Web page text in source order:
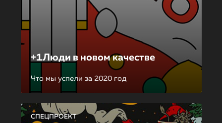
+1Люди в новом качестве
Что мы успели за 2020 год
СПЕЦПРОЕКТ